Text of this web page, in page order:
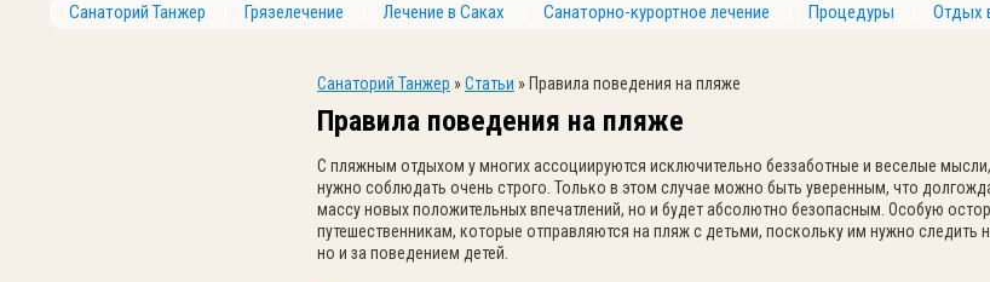
Санаторий Танжер Грязелечение Лечение в Саках Санаторно-курортное лечение Процедуры Отдых
Санаторий Танжер »Статьи » Правила поведения на пляже
Правила поведения на пляже
С пляжным отдыхом у многих ассоциируются исключительно беззаботные и веселые
нужно соблюдать очень строго. Только в этом случае можно быть уверенным, что
массу новых положительных впечатлений, но и будет абсолютно безопасным. Особую
путешественникам, которые отправляются на пляж с детьми, поскольку им нужно следить
но и за поведением детей.